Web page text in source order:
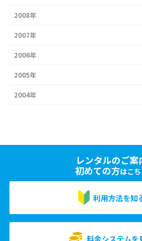
2008年
2007年
2006年
2005年
2004年
レンタルのご案
初めての方はこ
利用方法を知
料金システムを